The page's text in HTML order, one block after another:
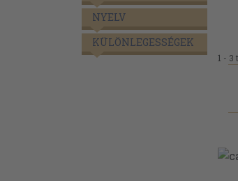
NYELV
KÜLÖNLEGESSÉGEK
1 - 3